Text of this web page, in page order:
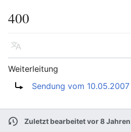
400
Sprache
Weiterleitung
Weiterleitung nach:
Sendung vom 10.05.2007
Zuletzt bearbeitet vor 8 Jahren